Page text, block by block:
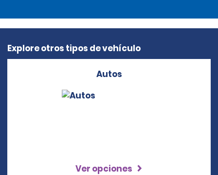
Explore otros tipos de vehículo
Autos
Ver opciones